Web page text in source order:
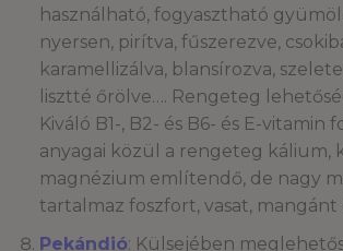
használható, fogyasztható
nyersen, pirítva, fűszerezve,
karamellizálva, blansírozva,
lisztté őrölve…. Rengeteg
Kiváló B1-, B2- és B6- és E-vitamin
anyagai közül a rengeteg kálium,
magnézium említendő, de nagy
tartalmaz foszfort, vasat, mangánt
Pekándió: Külsejében